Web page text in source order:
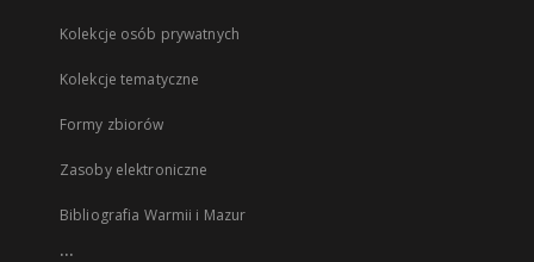
Kolekcje osób prywatnych
Kolekcje tematyczne
Formy zbiorów
Zasoby elektroniczne
Bibliografia Warmii i Mazur
...